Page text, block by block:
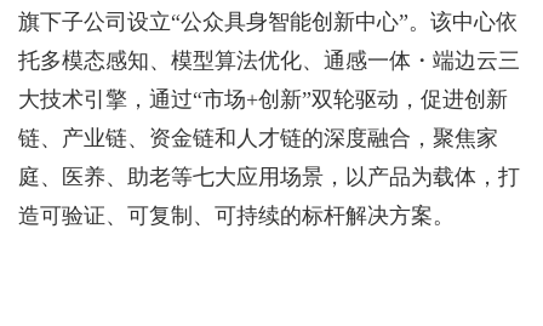
旗下子公司设立“公众具身智能创新中心”。该中心依
托多模态感知、模型算法优化、通感一体・端边云三
大技术引擎，通过“市场+创新”双轮驱动，促进创新
链、产业链、资金链和人才链的深度融合，聚焦家
庭、医养、助老等七大应用场景，以产品为载体，打
造可验证、可复制、可持续的标杆解决方案。